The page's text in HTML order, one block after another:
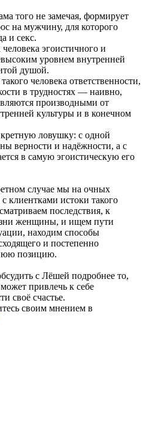
того не замечая, формирует
на мужчину, для которого
и секс.
человека эгоистичного и
уровнем внутренней
душой.
человека ответственности,
в трудностях — наивно,
производными от
культуры и в конечном
ловушку: с одной
верности и надёжности, а с
в самую эгоистическую его
случае мы на очных
клиентками истоки такого
последствия, к
женщины, и ищем пути
находим способы
и постепенно
позицию.
с Лёшей подробнее то,
привлечь к себе
своё счастье.
своим мнением в